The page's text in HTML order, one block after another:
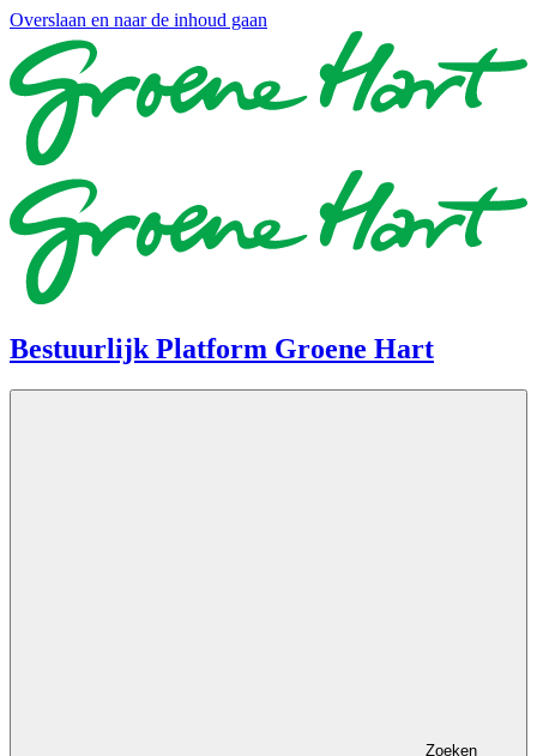
Overslaan en naar de inhoud gaan
Bestuurlijk Platform Groene Hart
Zoeken